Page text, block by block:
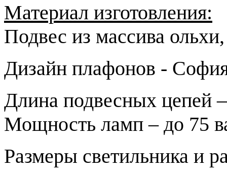
Материал изготовления:
Подвес из массива
Дизайн плафонов -
Длина подвесных цепей
Мощность ламп – до 75
Размеры светильника и